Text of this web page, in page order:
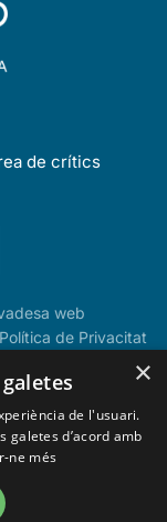
de crítics
web
Política de Privacitat
×
de l'usuari.
galetes d’acord amb
ne més